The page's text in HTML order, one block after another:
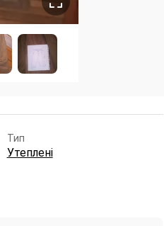
Тип
Утеплені